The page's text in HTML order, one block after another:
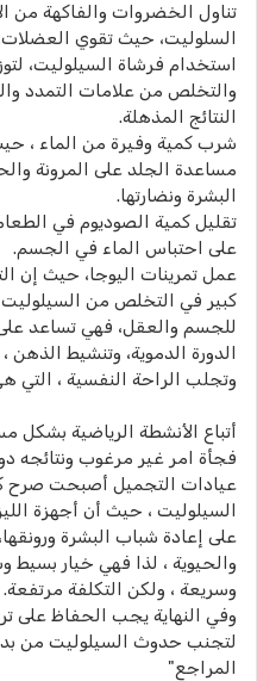
تناول الخضروات والفاكهة من
السلوليت، حيث تقوي العضلات،
استخدام فرشاة السيلوليت،
والتخلص من علامات التمدد
النتائج المذهلة.
شرب كمية وفيرة من الماء ،
مساعدة الجلد على المرونة
البشرة ونضارتها.
تقليل كمية الصوديوم في
على احتباس الماء في الجسم.
عمل تمرينات اليوجا، حيث إن
كبير في التخلص من السيلوليت
للجسم والعقل، فهي تساعد
الدورة الدموية، وتنشيط
وتجلب الراحة النفسية ،
أتباع الأنشطة الرياضية بشكل
فجأة امر غير مرغوب ونتائجه
عيادات التجميل أصبحت صرح
السيلوليت ، حيث أن أجهزة
على إعادة شباب البشرة
والحيوية ، لذا فهي خيار بسيط
وسريعة ، ولكن التكلفة مرتفعة.
وفي النهاية يجب الحفاظ على
لتجنب حدوث السيلوليت من
المراجع"